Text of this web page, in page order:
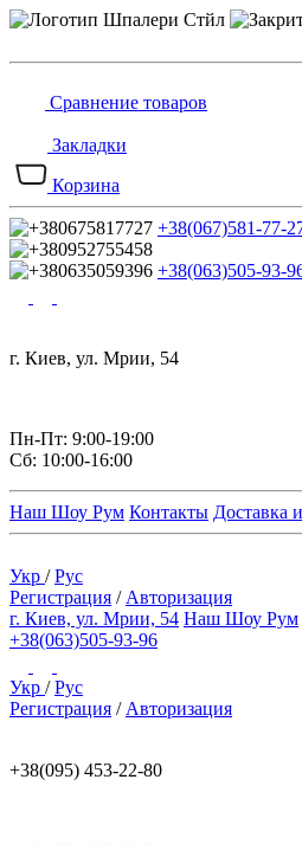
Сравнение товаров
Закладки
Корзина
+38(067)581-77-
+38(063)505-93-
г. Киев, ул. Мрии, 54
Пн-Пт: 9:00-19:00
Сб: 10:00-16:00
Наш Шоу Рум Контакты Доставка
Укр /Рус
Регистрация / Авторизация
г. Киев, ул. Мрии, 54 Наш Шоу Рум
+38(063)505-93-96
Укр /Рус
Регистрация / Авторизация
+38(095) 453-22-80